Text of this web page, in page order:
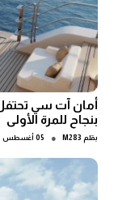
أمان آت سي تحتفل
بنجاح للمرة الأولى
بقلم M283
● 05 أغسطس 2026